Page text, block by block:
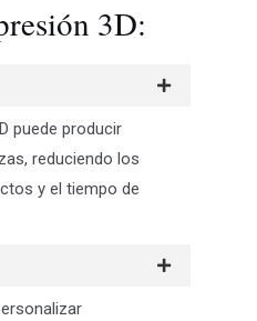
3D:
puede producir
reduciendo los
y el tiempo de